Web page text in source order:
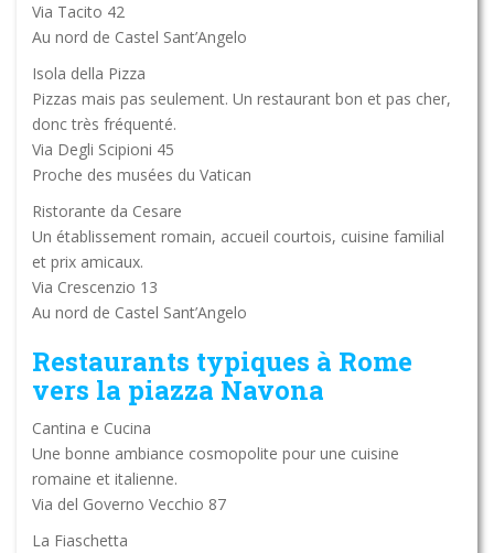
Via Tacito 42
Au nord de Castel Sant’Angelo
Isola della Pizza
Pizzas mais pas seulement. Un restaurant bon et pas cher,
donc très fréquenté.
Via Degli Scipioni 45
Proche des musées du Vatican
Ristorante da Cesare
Un établissement romain, accueil courtois, cuisine familial
et prix amicaux.
Via Crescenzio 13
Au nord de Castel Sant’Angelo
Restaurants typiques à Rome
vers la piazza Navona
Cantina e Cucina
Une bonne ambiance cosmopolite pour une cuisine
romaine et italienne.
Via del Governo Vecchio 87
La Fiaschetta